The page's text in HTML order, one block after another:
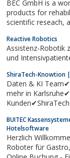
BEC GmbH is a
products for rehabilitation, radiotherapy,
Reactive Robotics
Assistenz-Robotik
und
ShiraTech-Knowtion
Daten & KI
mehr in
zur Datenanalyse.
BUITEC
Hotelsoftware
Herzlich
Roboter für Gastro, Handel & Dienstleistung - Hotelsoftware &